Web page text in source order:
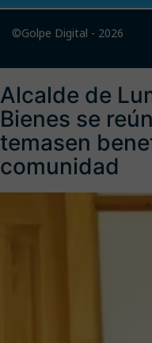
©Golpe Digital - 2026
Alcalde de
Bienes se
temasen
comunidad